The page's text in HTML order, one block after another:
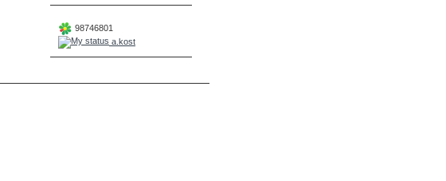
98746801
a.kost